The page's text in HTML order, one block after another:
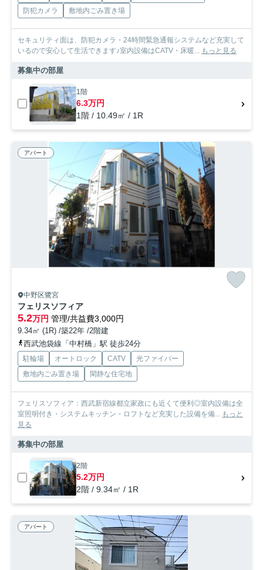
防犯カメラ
敷地内ごみ置き場
セキュリティ面は、防犯カメラ・24時間緊急通報システムなど充実して
いるので安心して生活できます♪室内設備はCATV・床暖...
もっと見る
募集中の部屋
1階
6.3万円
1階 / 10.49㎡ / 1R
アパート
中野区鷺宮
フェリスソフィア
5.2万円 管理/共益費3,000円
9.34㎡ (1R) /築22年 /2階建
西武池袋線「中村橋」駅 徒歩24分
駐輪場 オートロック CATV
光ファイバー
敷地内ごみ置き場
閑静な住宅地
フェリスソフィア：西武新宿線都立家政にも近くて便利◎室内設備は全
室照明付き・システムキッチン・ロフトなど充実した設備を備...
もっと
見る
募集中の部屋
2階
5.2万円
2階 / 9.34㎡ / 1R
アパート